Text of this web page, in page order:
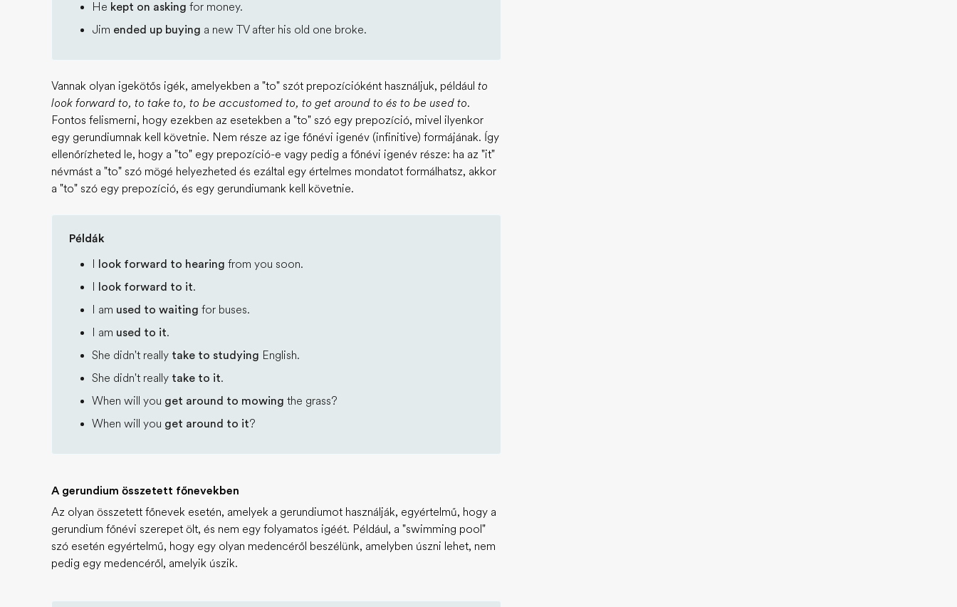
He kept on asking for money.
Jim ended up buying a new TV after his old one broke.
Vannak olyan igekötős igék, amelyekben a "to" szót prepozícióként használjuk, például to
look forward to, to take to, to be accustomed to, to get around to és to be used to.
Fontos felismerni, hogy ezekben az esetekben a "to" szó egy prepozíció, mivel ilyenkor
egy gerundiumnak kell követnie. Nem része az ige főnévi igenév (infinitive) formájának. Így
ellenőrízheted le, hogy a "to" egy prepozíció-e vagy pedig a főnévi igenév része: ha az "it"
névmást a "to" szó mögé helyezheted és ezáltal egy értelmes mondatot formálhatsz, akkor
a "to" szó egy prepozíció, és egy gerundiumank kell követnie.
Példák
look forward to hearing from you soon.
look forward to it.
I am used to waiting for buses.
I am used to it.
She didn't really take to studying English.
She didn't really take to it.
When will you get around to mowing the grass?
When will you get around to it?
A gerundium összetett főnevekben
Az olyan összetett főnevek esetén, amelyek a gerundiumot használják, egyértelmű, hogy a
gerundium főnévi szerepet ölt, és nem egy folyamatos igéét. Például, a "swimming pool"
szó esetén egyértelmű, hogy egy olyan medencéről beszélünk, amelyben úszni lehet, nem
pedig egy medencéről, amelyik úszik.